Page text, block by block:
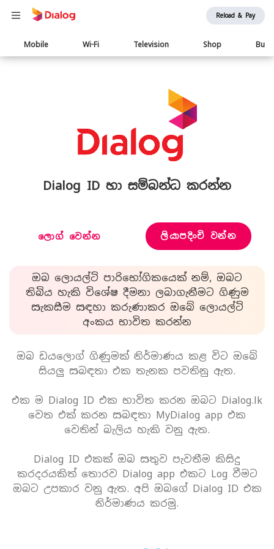
Reload & Pay
Main
navigation
Mobile Wi-Fi Television Shop
Dialog ID හා සම්බන්ධ කරන්න
ලොග් වෙන්න ලියාපදිංචි වන්න
ඔබ ලොයල්ටි පාරිභෝගිකයෙක් නම්, ඔබට
තිබිය හැකි විශේෂ දීමනා ලබාගැනීමට ගිණුම
සැකසීම සඳහා කරුණාකර ඔබේ ලොයල්ටි
අංකය භාවිත කරන්න
ඔබ ඩයලොග් ගිණුමක් නිර්මාණය කළ විට ඔබේ
සියලු සබඳතා එක තැනක පවතිනු ඇත.
එක ම Dialog ID එක භාවිත කරන ඔබට Dialog.lk
වෙත එක් කරන සබඳතා MyDialog app එක
වෙතින් බැලිය හැකි වනු ඇත.
Dialog ID එකක් ඔබ සතුව පැවතීම කිසිදු
කරදරයකිත් තොරව Dialog app එකට Log වීමට
ඔබට උපකාර වනු ඇත. අපි ඔබගේ Dialog ID එක
නිර්මාණය කරමු.